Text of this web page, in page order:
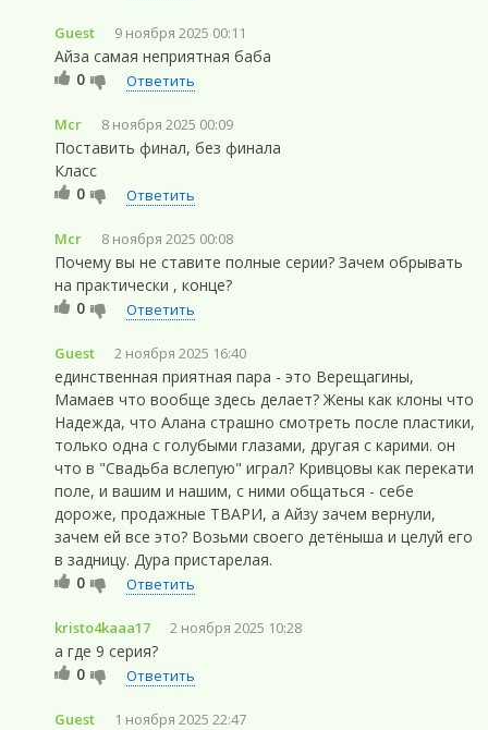
Guest 9 ноября 2025 00:11
Айза самая неприятная баба
0
Ответить
Mcr 8 ноября 2025 00:09
Поставить финал, без финала
Класс
0
Ответить
Mcr 8 ноября 2025 00:08
Почему вы не ставите полные серии? Зачем обрывать
на практически , конце?
0
Ответить
Guest 2 ноября 2025 16:40
единственная приятная пара - это Верещагины,
Мамаев что вообще здесь делает? Жены как клоны что
Надежда, что Алана страшно смотреть после пластики,
только одна с голубыми глазами, другая с карими. он
что в "Свадьба вслепую" играл? Кривцовы как перекати
поле, и вашим и нашим, с ними общаться - себе
дороже, продажные ТВАРИ, а Айзу зачем вернули,
зачем ей все это? Возьми своего детёныша и целуй его
в задницу. Дура пристарелая.
0
Ответить
kristo4kaaa17 2 ноября 2025 10:28
а где 9 серия?
0
Ответить
Guest 1 ноября 2025 22:47